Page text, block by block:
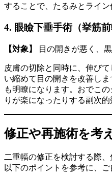
することで、たるみとライン
4. 眼瞼下垂手術（挙筋前
【対象】 目の開きが悪く、
皮膚の切除と同時に、伸び
い縮めて目の開きを改善し
も明瞭になります。おでこ
りが楽になったりする副次的
修正や再施術を考
二重幅の修正を検討する際
以下のポイントを参考に、